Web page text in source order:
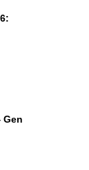
Gen